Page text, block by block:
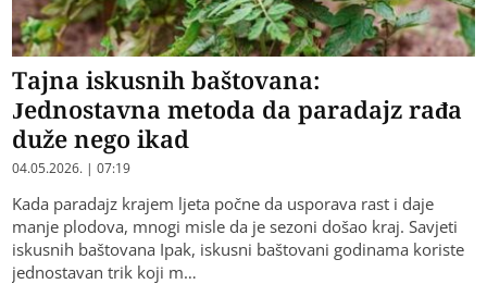
Tajna iskusnih baštovana:
Jednostavna metoda da paradajz rađa
duže nego ikad
04.05.2026. | 07:19
Kada paradajz krajem ljeta počne da usporava rast i daje
manje plodova, mnogi misle da je sezoni došao kraj. Savjeti
iskusnih baštovana Ipak, iskusni baštovani godinama koriste
jednostavan trik koji m…